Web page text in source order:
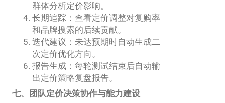
群体分析定价影响。
长期追踪：查看定价调整对复购率
和品牌搜索的后续贡献。
迭代建议：未达预期时自动生成二
次定价优化方向。
报告生成：每轮测试结束后自动输
出定价策略复盘报告。
七、团队定价决策协作与能力建设